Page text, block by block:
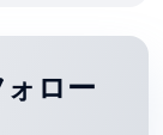
ロー